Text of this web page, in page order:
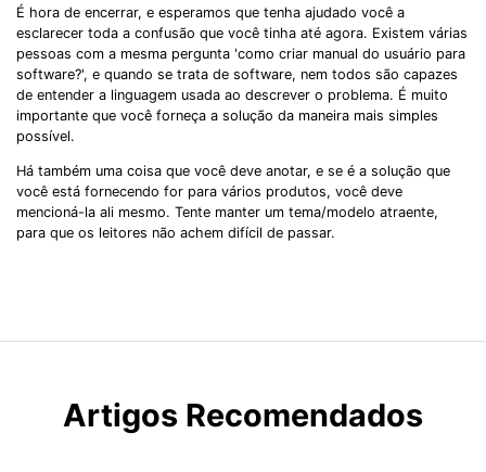
É hora de encerrar, e esperamos que tenha ajudado você a
esclarecer toda a confusão que você tinha até agora. Existem várias
pessoas com a mesma pergunta 'como criar manual do usuário para
software?', e quando se trata de software, nem todos são capazes
de entender a linguagem usada ao descrever o problema. É muito
importante que você forneça a solução da maneira mais simples
possível.
Há também uma coisa que você deve anotar, e se é a solução que
você está fornecendo for para vários produtos, você deve
mencioná-la ali mesmo. Tente manter um tema/modelo atraente,
para que os leitores não achem difícil de passar.
Artigos Recomendados